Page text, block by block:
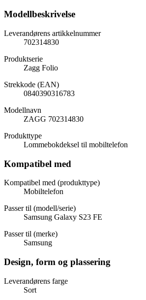
Modellbeskrivelse
Leverandørens artikkelnummer
702314830
Produktserie
Zagg Folio
Strekkode (EAN)
0840390316783
Modellnavn
ZAGG 702314830
Produkttype
Lommebokdeksel til mobiltelefon
Kompatibel med
Kompatibel med (produkttype)
Mobiltelefon
Passer til (modell/serie)
Samsung Galaxy S23 FE
Passer til (merke)
Samsung
Design, form og plassering
Leverandørens farge
Sort